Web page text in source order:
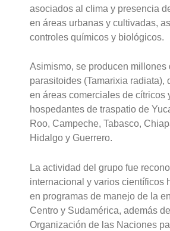
asociados al clima y presencia
en áreas urbanas y cultivadas,
controles químicos y biológicos.
Asimismo, se producen millones
parasitoides (Tamarixia radiata),
en áreas comerciales de cítricos
hospedantes de traspatio de
Roo, Campeche, Tabasco,
Hidalgo y Guerrero.
La actividad del grupo fue
internacional y varios científicos
en programas de manejo de la
Centro y Sudamérica, además
Organización de las Naciones